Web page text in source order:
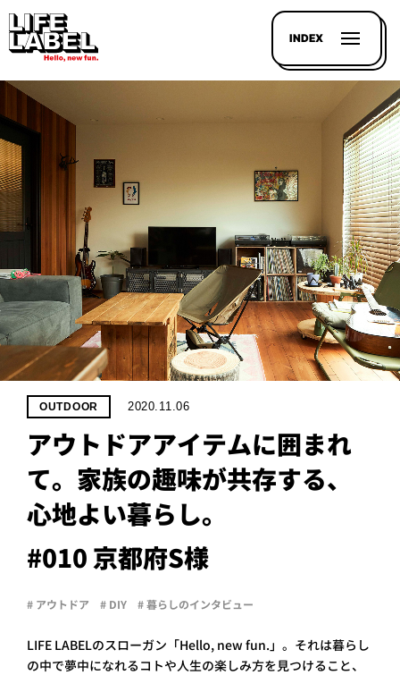
INDEX
記事を
LL
HOUSE
LINE-
UP
WHAT’S
LIFE
LABEL
OUTDOOR 2020.11.06
アウトドアアイテムに囲まれ
て。家族の趣味が共存する、
心地よい暮らし。
#010 京都府S様
# アウトドア # DIY # 暮らしのインタビュー
LIFE LABELのスローガン「Hello, new fun.」。それは暮らし
の中で夢中になれるコトや人生の楽しみ方を見つけること、